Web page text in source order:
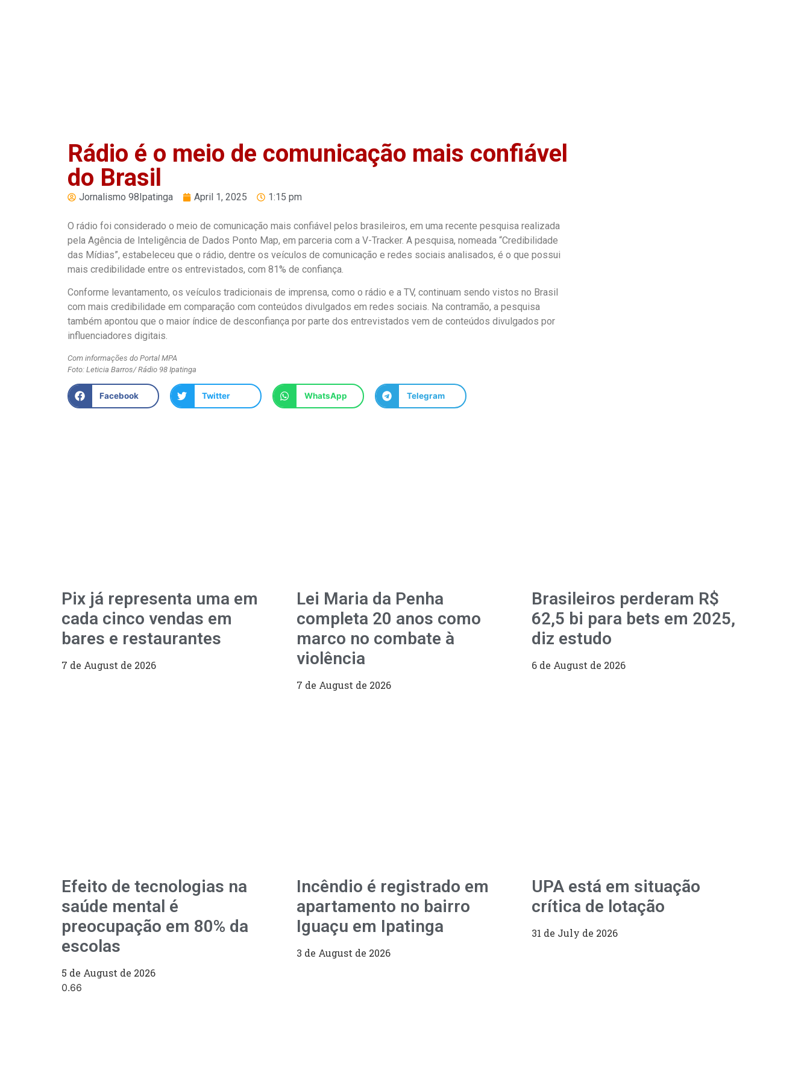
Rádio é o meio de comunicação mais confiável
do Brasil
Jornalismo 98Ipatinga April 1, 2025 1:15 pm
O rádio foi considerado o meio de comunicação mais confiável pelos brasileiros, em uma recente pesquisa realizada
pela Agência de Inteligência de Dados Ponto Map, em parceria com a V-Tracker. A pesquisa, nomeada “Credibilidade
das Mídias”, estabeleceu que o rádio, dentre os veículos de comunicação e redes sociais analisados, é o que possui
mais credibilidade entre os entrevistados, com 81% de confiança.
Conforme levantamento, os veículos tradicionais de imprensa, como o rádio e a TV, continuam sendo vistos no Brasil
com mais credibilidade em comparação com conteúdos divulgados em redes sociais. Na contramão, a pesquisa
também apontou que o maior índice de desconfiança por parte dos entrevistados vem de conteúdos divulgados por
influenciadores digitais.
Com informações do Portal MPA
Foto: Leticia Barros/ Rádio 98 Ipatinga
Facebook Twitter WhatsApp Telegram
Pix já representa uma em
cada cinco vendas em
bares e restaurantes
7 de August de 2026
Lei Maria da Penha
completa 20 anos como
marco no combate à
violência
7 de August de 2026
Brasileiros perderam R$
62,5 bi para bets em 2025,
diz estudo
6 de August de 2026
Efeito de tecnologias na
saúde mental é
preocupação em 80% da
escolas
5 de August de 2026
Incêndio é registrado em
apartamento no bairro
Iguaçu em Ipatinga
3 de August de 2026
UPA está em situação
crítica de lotação
31 de July de 2026